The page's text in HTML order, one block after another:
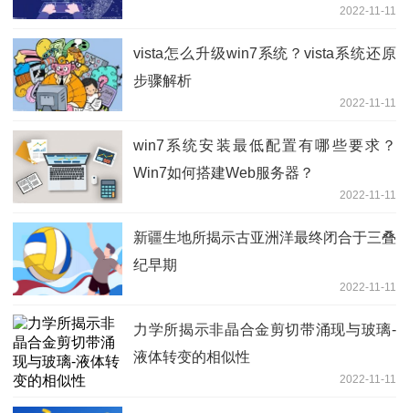
2022-11-11
vista怎么升级win7系统？vista系统还原
步骤解析
2022-11-11
win7系统安装最低配置有哪些要求？
Win7如何搭建Web服务器？
2022-11-11
新疆生地所揭示古亚洲洋最终闭合于三叠
纪早期
2022-11-11
力学所揭示非晶合金剪切带涌现与玻璃-
液体转变的相似性
2022-11-11